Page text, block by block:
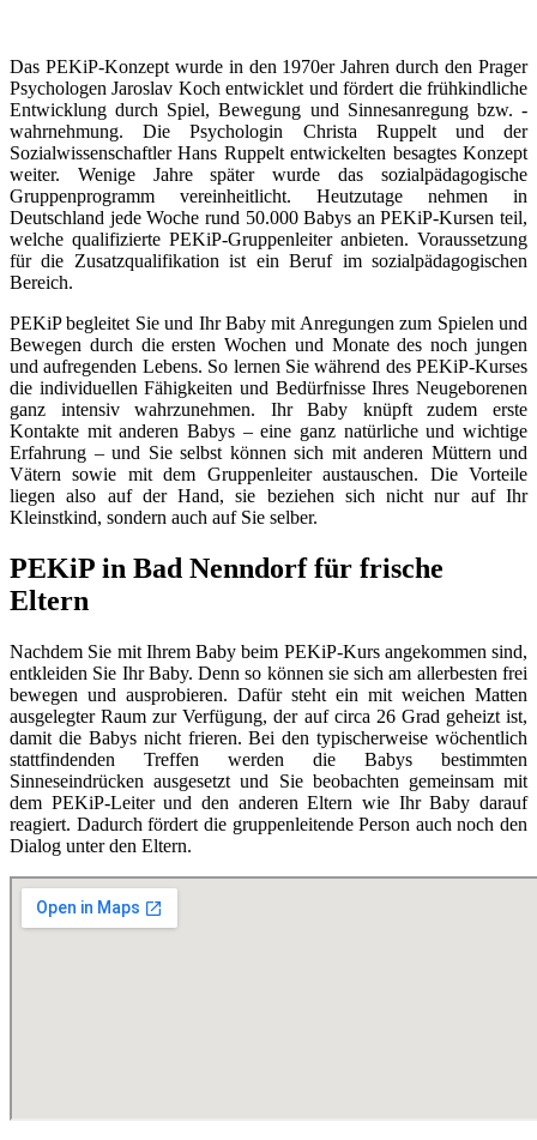
Das PEKiP-Konzept wurde in den 1970er Jahren durch den Prager
Psychologen Jaroslav Koch entwicklet und fördert die frühkindliche
Entwicklung durch Spiel, Bewegung und Sinnesanregung bzw. -
wahrnehmung. Die Psychologin Christa Ruppelt und der
Sozialwissenschaftler Hans Ruppelt entwickelten besagtes Konzept
weiter. Wenige Jahre später wurde das sozialpädagogische
Gruppenprogramm vereinheitlicht. Heutzutage nehmen in
Deutschland jede Woche rund 50.000 Babys an PEKiP-Kursen teil,
welche qualifizierte PEKiP-Gruppenleiter anbieten. Voraussetzung
für die Zusatzqualifikation ist ein Beruf im sozialpädagogischen
Bereich.
PEKiP begleitet Sie und Ihr Baby mit Anregungen zum Spielen und
Bewegen durch die ersten Wochen und Monate des noch jungen
und aufregenden Lebens. So lernen Sie während des PEKiP-Kurses
die individuellen Fähigkeiten und Bedürfnisse Ihres Neugeborenen
ganz intensiv wahrzunehmen. Ihr Baby knüpft zudem erste
Kontakte mit anderen Babys – eine ganz natürliche und wichtige
Erfahrung – und Sie selbst können sich mit anderen Müttern und
Vätern sowie mit dem Gruppenleiter austauschen. Die Vorteile
liegen also auf der Hand, sie beziehen sich nicht nur auf Ihr
Kleinstkind, sondern auch auf Sie selber.
PEKiP in Bad Nenndorf für frische
Eltern
Nachdem Sie mit Ihrem Baby beim PEKiP-Kurs angekommen sind,
entkleiden Sie Ihr Baby. Denn so können sie sich am allerbesten frei
bewegen und ausprobieren. Dafür steht ein mit weichen Matten
ausgelegter Raum zur Verfügung, der auf circa 26 Grad geheizt ist,
damit die Babys nicht frieren. Bei den typischerweise wöchentlich
stattfindenden Treffen werden die Babys bestimmten
Sinneseindrücken ausgesetzt und Sie beobachten gemeinsam mit
dem PEKiP-Leiter und den anderen Eltern wie Ihr Baby darauf
reagiert. Dadurch fördert die gruppenleitende Person auch noch den
Dialog unter den Eltern.